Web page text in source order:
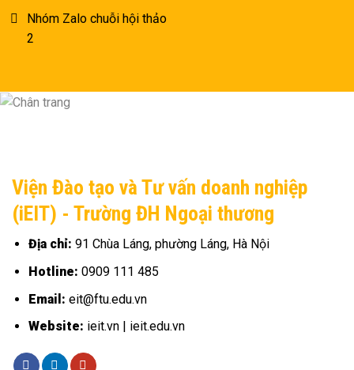
Nhóm Zalo chuỗi hội thảo
2
Viện Đào tạo và Tư vấn doanh nghiệp
(iEIT) - Trường ĐH Ngoại thương
Địa chỉ: 91 Chùa Láng, phường Láng, Hà Nội
Hotline: 0909 111 485
Email: eit@ftu.edu.vn
Website: ieit.vn | ieit.edu.vn